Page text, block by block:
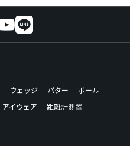
ウェッジ パター
ボール
アイウェア
距離計測器